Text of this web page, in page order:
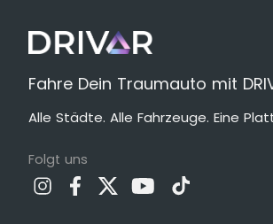
Fahre Dein Traumauto mit
Alle Städte. Alle Fahrzeuge. Eine
Folgt uns